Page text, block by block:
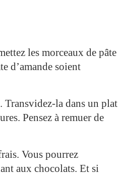
les morceaux de pâte
d’amande soient
Transvidez-la dans un plat
Pensez à remuer de
Vous pourrez
aux chocolats. Et si